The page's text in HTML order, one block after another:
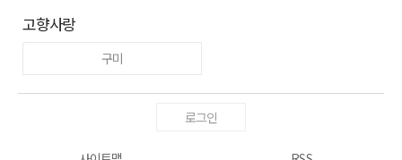
고향사랑
구미
로그인